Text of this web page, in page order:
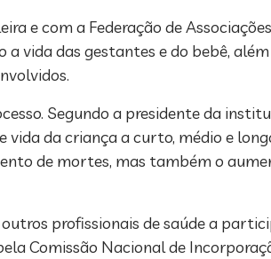
e com a Federação de
vida das gestantes e do bebê,
Segundo a presidente da
da criança a curto, médio e
de mortes, mas também o
profissionais de saúde a
Comissão Nacional de